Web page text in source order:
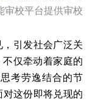
审校平台提供审校
引发社会广泛关
仅牵动着家庭的
考劳逸结合的节
这份即将兑现的